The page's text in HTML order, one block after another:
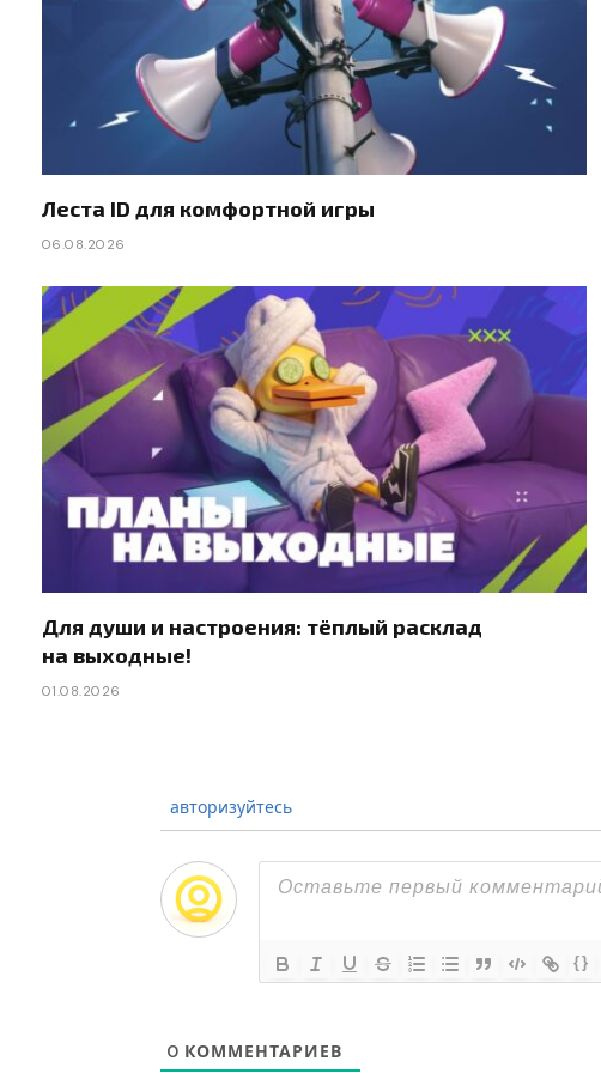
Леста ID для комфортной игры
06.08.2026
Для души и настроения: тёплый расклад
на выходные!
01.08.2026
авторизуйтесь
{}
0 КОММЕНТАРИЕВ